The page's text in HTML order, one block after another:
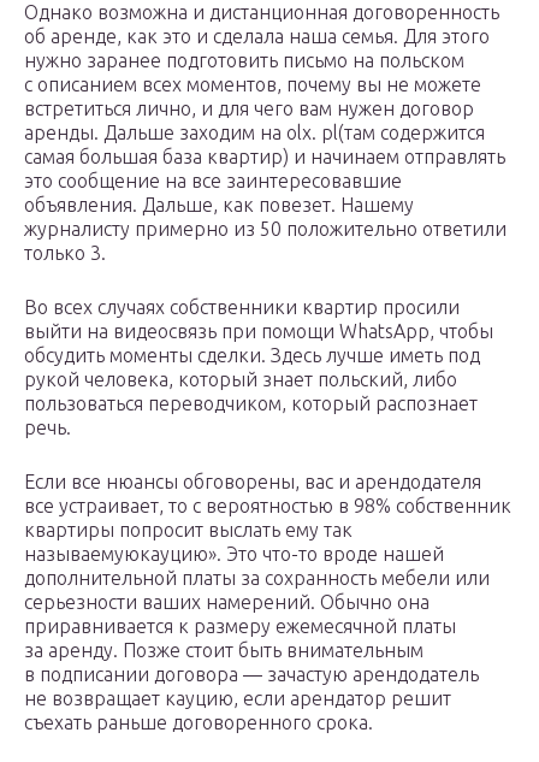
Однако возможна и дистанционная договоренность
об аренде, как это и сделала наша семья. Для этого
нужно заранее подготовить письмо на польском
с описанием всех моментов, почему вы не можете
встретиться лично, и для чего вам нужен договор
аренды. Дальше заходим на olx. pl(там содержится
самая большая база квартир) и начинаем отправлять
это сообщение на все заинтересовавшие
объявления. Дальше, как повезет. Нашему
журналисту примерно из 50 положительно ответили
только 3.
Во всех случаях собственники квартир просили
выйти на видеосвязь при помощи WhatsApp, чтобы
обсудить моменты сделки. Здесь лучше иметь под
рукой человека, который знает польский, либо
пользоваться переводчиком, который распознает
речь.
Если все нюансы обговорены, вас и арендодателя
все устраивает, то с вероятностью в 98% собственник
квартиры попросит выслать ему так
называемуюкауцию». Это что-то вроде нашей
дополнительной платы за сохранность мебели или
серьезности ваших намерений. Обычно она
приравнивается к размеру ежемесячной платы
за аренду. Позже стоит быть внимательным
в подписании договора — зачастую арендодатель
не возвращает кауцию, если арендатор решит
съехать раньше договоренного срока.